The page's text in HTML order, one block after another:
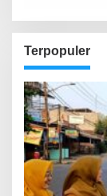
Terpopuler